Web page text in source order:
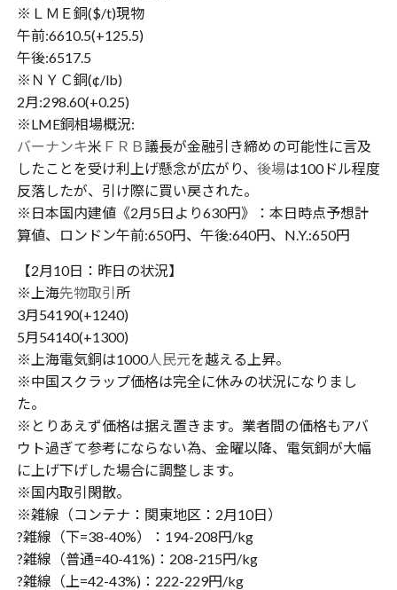
※ＬＭＥ銅($/t)現物
午前:6610.5(+125.5)
午後:6517.5
※ＮＹＣ銅(¢/lb)
2月:298.60(+0.25)
※LME銅相場概況:
バーナンキ米 ＦＲＢ議長が金融引き締めの可能性に言及
したことを受け利上げ懸念が広がり、 後場は100ドル程度
反落したが、引け際に買い戻された。
※日本国内建値《2月5日より630円》：本日時点予想計
算値、ロンドン午前:650円、午後:640円、N.Y.:650円
【2月10日：昨日の状況】
※上海先物取引 所
3月54190(+1240)
5月54140(+1300)
※上海電気銅は1000人民元を越える上昇。
※中国スクラップ価格は完全に休みの状況になりまし
た。
※とりあえず価格は据え置きます。業者間の価格もアバ
ウト過ぎて参考にならない為、金曜以降、電気銅が大幅
に上げ下げした場合に調整します。
※国内取引閑散。
※雑線（コンテナ：関東地区：2月10日）
?雑線（下=38-40%）：194-208円/kg
?雑線（普通=40-41%)：208-215円/kg
?雑線（上=42-43%)：222-229円/kg